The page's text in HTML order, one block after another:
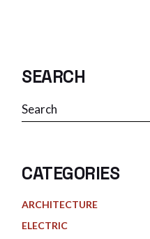
SEARCH
Search
CATEGORIES
ARCHITECTURE
ELECTRIC